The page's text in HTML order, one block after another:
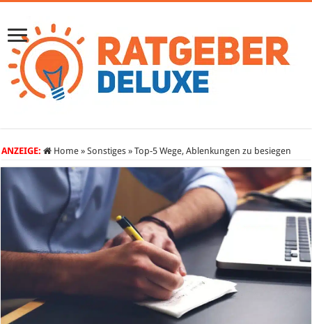
ANZEIGE: Home » Sonstiges » Top-5 Wege, Ablenkungen zu besiegen